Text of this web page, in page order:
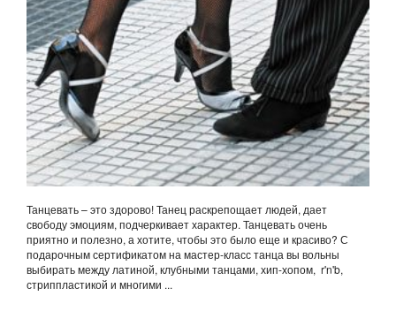
Танцевать – это здорово! Танец раскрепощает людей, дает
свободу эмоциям, подчеркивает характер. Танцевать очень
приятно и полезно, а хотите, чтобы это было еще и красиво? С
подарочным сертификатом на мастер-класс танца вы вольны
выбирать между латиной, клубными танцами, хип-хопом, r'n'b,
стриппластикой и многими ...